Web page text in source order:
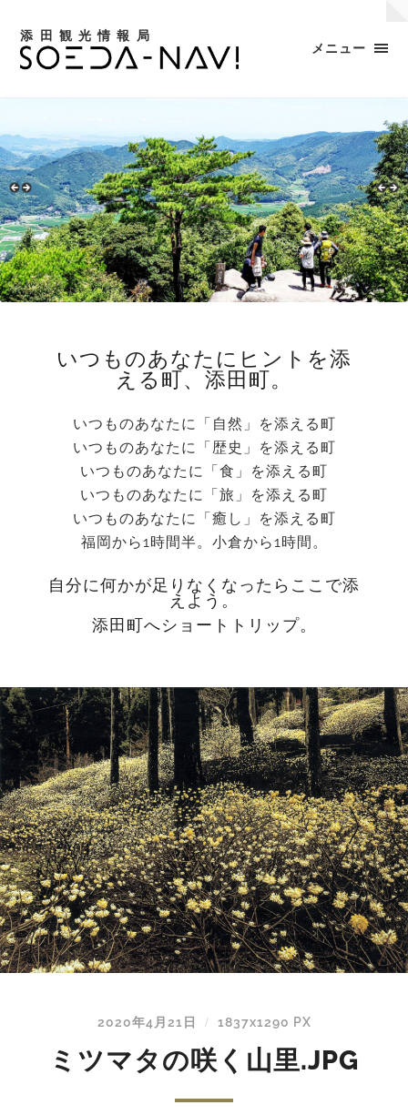
添田観光情報局
メニュー
いつものあなたにヒントを添
える町、添田町。
いつものあなたに「自然」を添える町
いつものあなたに「歴史」を添える町
いつものあなたに「食」を添える町
いつものあなたに「旅」を添える町
いつものあなたに「癒し」を添える町
福岡から1時間半。小倉から1時間。
自分に何かが足りなくなったらここで添
えよう。
添田町へショートトリップ。
2020年4月21日 / 1837x1290 PX
ミツマタの咲く山里.JPG